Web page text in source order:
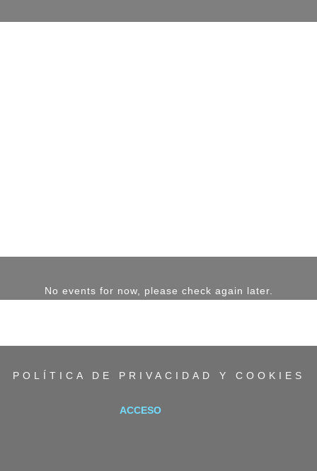
No events for now, please check again later.
POLÍTICA DE PRIVACIDAD Y COOKIES
ACCESO